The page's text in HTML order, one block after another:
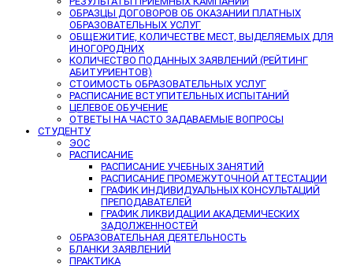
ОБРАЗЦЫ ДОГОВОРОВ ОБ ОКАЗАНИИ ПЛАТНЫХ
ОБРАЗОВАТЕЛЬНЫХ УСЛУГ
ОБЩЕЖИТИЕ, КОЛИЧЕСТВЕ МЕСТ, ВЫДЕЛЯЕМЫХ ДЛЯ
ИНОГОРОДНИХ
КОЛИЧЕСТВО ПОДАННЫХ ЗАЯВЛЕНИЙ (РЕЙТИНГ
АБИТУРИЕНТОВ)
СТОИМОСТЬ ОБРАЗОВАТЕЛЬНЫХ УСЛУГ
РАСПИСАНИЕ ВСТУПИТЕЛЬНЫХ ИСПЫТАНИЙ
ЦЕЛЕВОЕ ОБУЧЕНИЕ
ОТВЕТЫ НА ЧАСТО ЗАДАВАЕМЫЕ ВОПРОСЫ
СТУДЕНТУ
ЭОС
РАСПИСАНИЕ
РАСПИСАНИЕ УЧЕБНЫХ ЗАНЯТИЙ
РАСПИСАНИЕ ПРОМЕЖУТОЧНОЙ АТТЕСТАЦИИ
ГРАФИК ИНДИВИДУАЛЬНЫХ КОНСУЛЬТАЦИЙ
ПРЕПОДАВАТЕЛЕЙ
ГРАФИК ЛИКВИДАЦИИ АКАДЕМИЧЕСКИХ
ЗАДОЛЖЕННОСТЕЙ
ОБРАЗОВАТЕЛЬНАЯ ДЕЯТЕЛЬНОСТЬ
БЛАНКИ ЗАЯВЛЕНИЙ
ПРАКТИКА